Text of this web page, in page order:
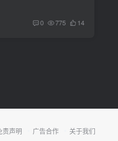
0 775 14
责声明 广告合作 关于我们